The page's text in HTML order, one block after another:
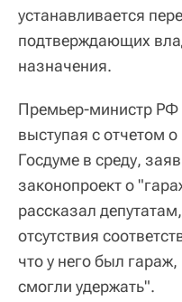
устанавливается
подтверждающих
назначения.
Премьер-министр
выступая с отчетом
Госдуме в среду,
законопроект о
рассказал
отсутствия
что у него был
смогли удержать".